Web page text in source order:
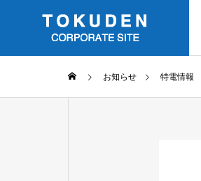
お知らせ 特電情報